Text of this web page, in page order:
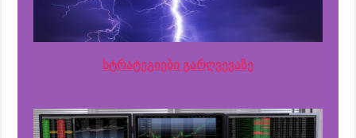
სტრატეგიები გარღვევაზე